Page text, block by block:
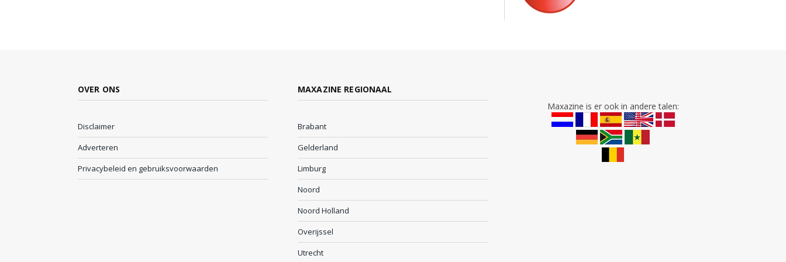
OVER ONS
Disclaimer
Adverteren
Privacybeleid en gebruiksvoorwaarden
MAXAZINE REGIONAAL
Brabant
Gelderland
Limburg
Noord
Noord Holland
Overijssel
Utrecht
Maxazine is er ook in andere talen: